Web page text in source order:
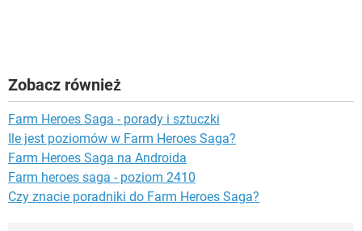
Zobacz również
Farm Heroes Saga - porady i sztuczki
Ile jest poziomów w Farm Heroes Saga?
Farm Heroes Saga na Androida
Farm heroes saga - poziom 2410
Czy znacie poradniki do Farm Heroes Saga?